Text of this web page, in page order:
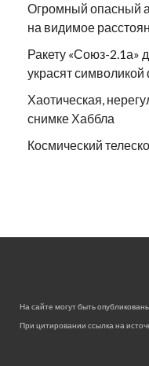
Огромный опасный
на видимое
Ракету «Союз-2.1а»
украсят
Хаотическая,
снимке Хаббла
Космический
На сайте могут быть
При цитировании ссылка на